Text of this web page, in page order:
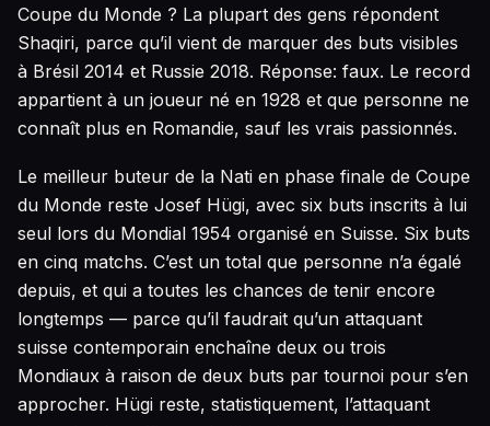
Coupe du Monde ? La plupart des gens répondent
Shaqiri, parce qu’il vient de marquer des buts visibles
à Brésil 2014 et Russie 2018. Réponse: faux. Le record
appartient à un joueur né en 1928 et que personne ne
connaît plus en Romandie, sauf les vrais passionnés.
Le meilleur buteur de la Nati en phase finale de Coupe
du Monde reste Josef Hügi, avec six buts inscrits à lui
seul lors du Mondial 1954 organisé en Suisse. Six buts
en cinq matchs. C’est un total que personne n’a égalé
depuis, et qui a toutes les chances de tenir encore
longtemps — parce qu’il faudrait qu’un attaquant
suisse contemporain enchaîne deux ou trois
Mondiaux à raison de deux buts par tournoi pour s’en
approcher. Hügi reste, statistiquement, l’attaquant